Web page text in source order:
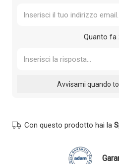
Quanto fa
Con questo prodotto hai la